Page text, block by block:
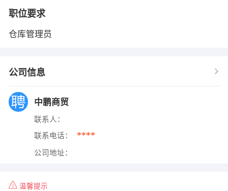
职位要求
仓库管理员
公司信息
中鹏商贸
联系人：
联系电话： ****
公司地址：
温馨提示